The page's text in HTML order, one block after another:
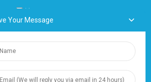
題
海鼎尊電氣電纜股份有限公司。保留
Your Message